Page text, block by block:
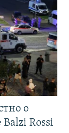
о
Balzi Rossi